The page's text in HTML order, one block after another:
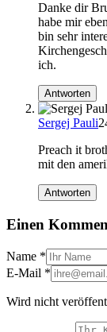
Danke dir
habe mir
bin sehr
ich.
Antworten
Sergej Pauli
Preach it
mit den
Antworten
Einen
Name *
E-Mail *
Wird nicht